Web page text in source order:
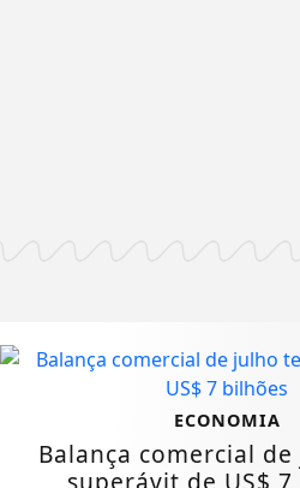
ECONOMIA
Balança comercial